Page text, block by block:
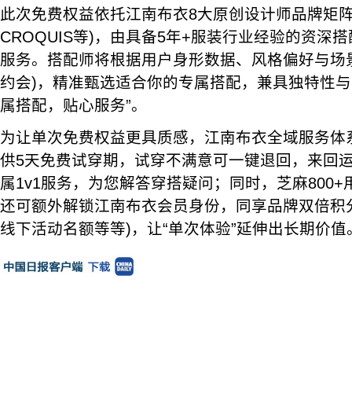
此次免费权益依托江南布衣8大原创设计师品牌矩
CROQUIS等)，由具备5年+服装行业经验的资深
服务。搭配师将根据用户身形数据、风格偏好与
约会)，精准甄选适合你的专属搭配，兼具独特性
属搭配，贴心服务”。
为让单次免费权益更具质感，江南布衣全域服务
供5天免费试穿期，试穿不满意可一键退回，来回
属1v1服务，为您解答穿搭疑问；同时，芝麻800+
还可额外解锁江南布衣会员身份，同享品牌双倍
线下活动名额等等)，让“单次体验”延伸出长期价值